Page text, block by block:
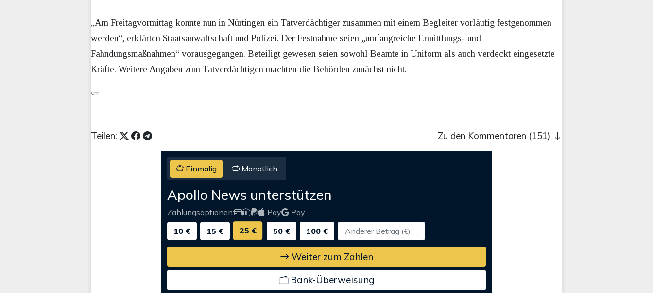
„Am Freitagvormittag konnte nun in Nürtingen ein Tatverdächtiger zusammen mit einem Begleiter vorläufig festgenommen
werden“, erklärten Staatsanwaltschaft und Polizei. Der Festnahme seien „umfangreiche Ermittlungs- und
Fahndungsmaßnahmen“ vorausgegangen. Beteiligt gewesen seien sowohl Beamte in Uniform als auch verdeckt eingesetzte
Kräfte. Weitere Angaben zum Tatverdächtigen machten die Behörden zunächst nicht.
cm
Teilen: Zu den Kommentaren (151)
Einmalig Monatlich
Apollo News unterstützen
Zahlungsoptionen: Pay
Pay
10 €
15 € 25 € 50 € 100 €
Weiter zum Zahlen
Bank-Überweisung